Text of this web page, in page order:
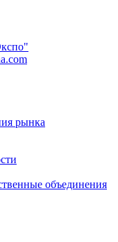
рынка
объединения